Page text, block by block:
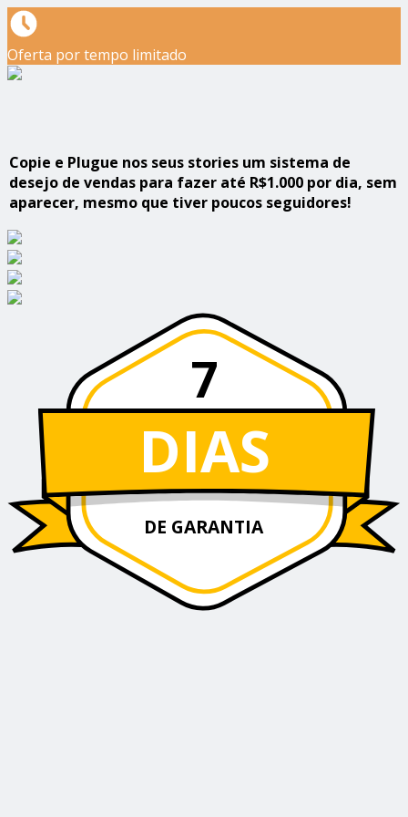
Oferta por tempo limitado
Copie e Plugue nos seus stories um sistema de
desejo de vendas para fazer até R$1.000 por dia, sem
aparecer, mesmo que tiver poucos seguidores!
7
DIAS
DE GARANTIA